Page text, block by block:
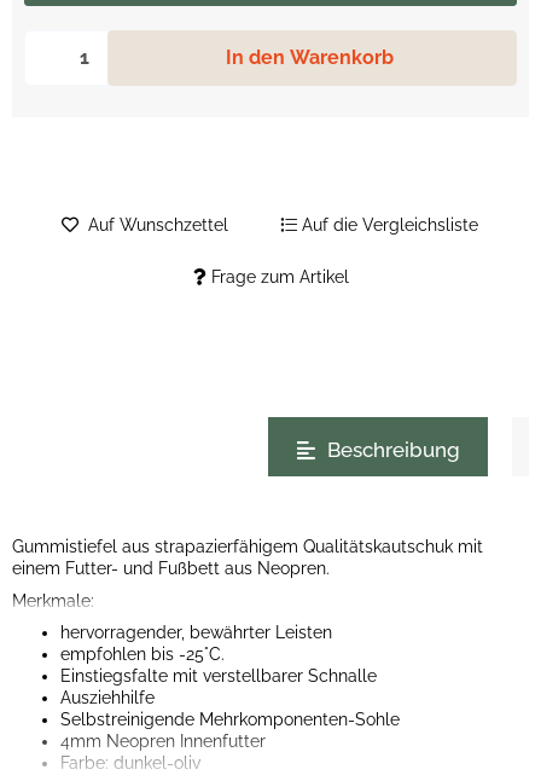
In den Warenkorb
Frage zum Artikel
Auf Wunschzettel Auf die Vergleichsliste
Beschreibung
Gummistiefel aus strapazierfähigem Qualitätskautschuk mit
einem Futter- und Fußbett aus Neopren.
Merkmale:
hervorragender, bewährter Leisten
empfohlen bis -25°C.
Einstiegsfalte mit verstellbarer Schnalle
Ausziehhilfe
Selbstreinigende Mehrkomponenten-Sohle
4mm Neopren Innenfutter
Farbe: dunkel-oliv